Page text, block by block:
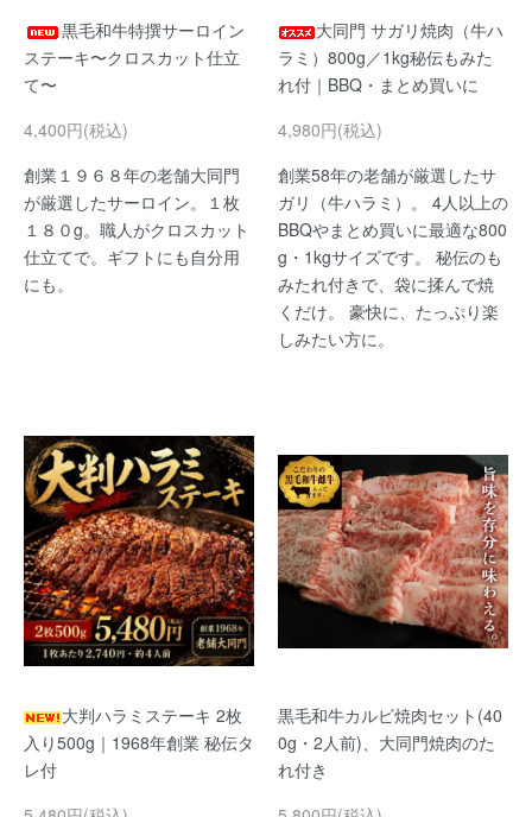
黒毛和牛特撰サーロイン
ステーキ〜クロスカット仕立
て〜
4,400円(税込)
創業１９６８年の老舗大同門
が厳選したサーロイン。１枚
１８０g。職人がクロスカット
仕立てで。ギフトにも自分用
にも。
大同門 サガリ焼肉（牛ハ
ラミ）800g／1kg秘伝もみた
れ付｜BBQ・まとめ買いに
4,980円(税込)
創業58年の老舗が厳選したサ
ガリ（牛ハラミ）。 4人以上の
BBQやまとめ買いに最適な800
g・1kgサイズです。 秘伝のも
みたれ付きで、袋に揉んで焼
くだけ。 豪快に、たっぷり楽
しみたい方に。
大判ハラミステーキ 2枚
入り500g｜1968年創業 秘伝タ
レ付
黒毛和牛カルビ焼肉セット(40
0g・2人前)、大同門焼肉のた
れ付き